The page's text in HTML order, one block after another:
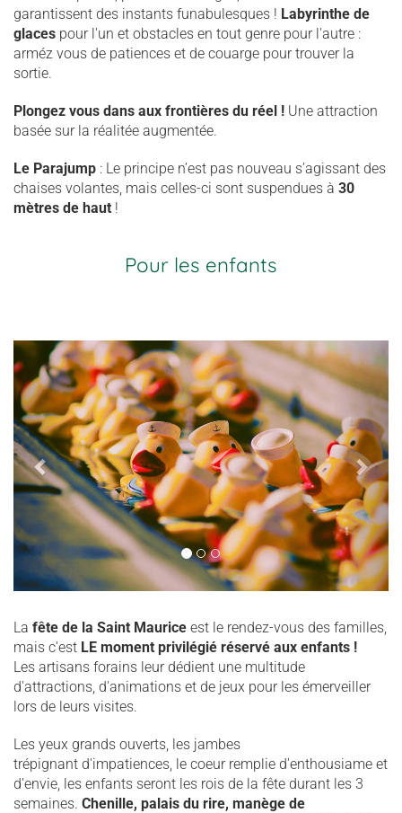
garantissent des instants funabulesques ! Labyrinthe de
glaces pour l'un et obstacles en tout genre pour l'autre :
arméz vous de patiences et de couarge pour trouver la
sortie.
Plongez vous dans aux frontières du réel ! Une attraction
basée sur la réalitée augmentée.
Le Parajump : Le principe n’est pas nouveau s’agissant des
chaises volantes, mais celles-ci sont suspendues à 30
mètres de haut !
Pour les enfants
La fête de la Saint Maurice est le rendez-vous des familles,
mais c'est LE moment privilégié réservé aux enfants !
Les artisans forains leur dédient une multitude
d'attractions, d'animations et de jeux pour les émerveiller
lors de leurs visites.
Les yeux grands ouverts, les jambes
trépignant d'impatiences, le coeur remplie d'enthousiame et
d'envie, les enfants seront les rois de la fête durant les 3
semaines. Chenille, palais du rire, manège de